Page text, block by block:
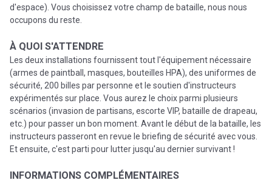
d'espace). Vous choisissez votre champ de bataille, nous nous
occupons du reste.
À QUOI S'ATTENDRE
Les deux installations fournissent tout l'équipement nécessaire
(armes de paintball, masques, bouteilles HPA), des uniformes de
sécurité, 200 billes par personne et le soutien d'instructeurs
expérimentés sur place. Vous aurez le choix parmi plusieurs
scénarios (invasion de partisans, escorte VIP, bataille de drapeau,
etc.) pour passer un bon moment. Avant le début de la bataille, les
instructeurs passeront en revue le briefing de sécurité avec vous.
Et ensuite, c'est parti pour lutter jusqu'au dernier survivant !
INFORMATIONS COMPLÉMENTAIRES